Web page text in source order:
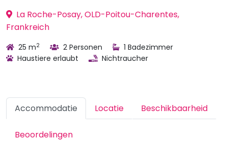
La Roche-Posay, OLD-Poitou-Charentes,
Frankreich
25 m2 2 Personen
1 Badezimmer
Haustiere erlaubt
Nichtraucher
Accommodatie Locatie Beschikbaarheid
Beoordelingen